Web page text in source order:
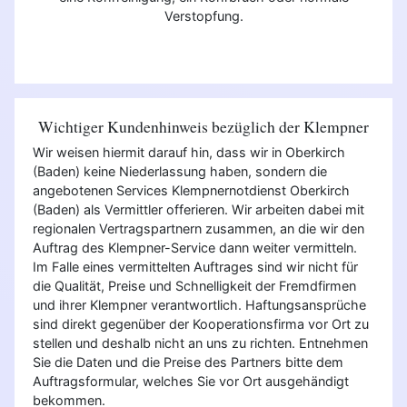
Verstopfung.
Wichtiger Kundenhinweis bezüglich der Klempner
Wir weisen hiermit darauf hin, dass wir in Oberkirch
(Baden) keine Niederlassung haben, sondern die
angebotenen Services Klempnernotdienst Oberkirch
(Baden) als Vermittler offerieren. Wir arbeiten dabei mit
regionalen Vertragspartnern zusammen, an die wir den
Auftrag des Klempner-Service dann weiter vermitteln.
Im Falle eines vermittelten Auftrages sind wir nicht für
die Qualität, Preise und Schnelligkeit der Fremdfirmen
und ihrer Klempner verantwortlich. Haftungsansprüche
sind direkt gegenüber der Kooperationsfirma vor Ort zu
stellen und deshalb nicht an uns zu richten. Entnehmen
Sie die Daten und die Preise des Partners bitte dem
Auftragsformular, welches Sie vor Ort ausgehändigt
bekommen.